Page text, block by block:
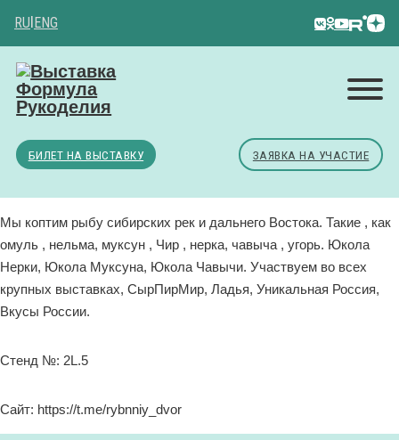
RU ENG
БИЛЕТ НА ВЫСТАВКУ ЗАЯВКА НА УЧАСТИЕ
Мы коптим рыбу сибирских рек и дальнего Востока. Такие , как
омуль , нельма, муксун , Чир , нерка, чавыча , угорь. Юкола
Нерки, Юкола Муксуна, Юкола Чавычи. Участвуем во всех
крупных выставках, СырПирМир, Ладья, Уникальная Россия,
Вкусы России.
Стенд №: 2L.5
Сайт: https://t.me/rybnniy_dvor